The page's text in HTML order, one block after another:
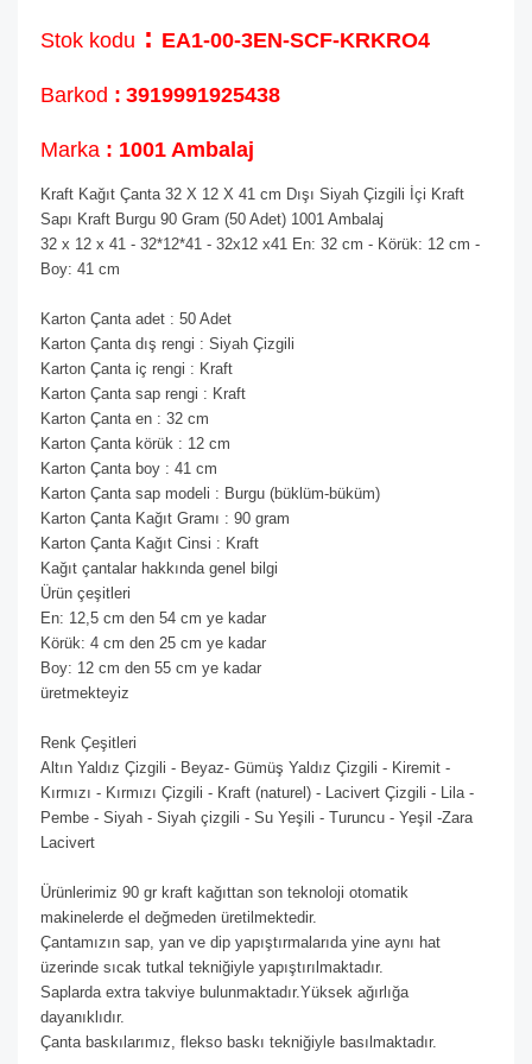
Stok kodu : EA1-00-3EN-SCF-KRKRO4
Barkod : 3919991925438
Marka : 1001 Ambalaj
Kraft Kağıt Çanta 32 X 12 X 41 cm Dışı Siyah Çizgili İçi Kraft
Sapı Kraft Burgu 90 Gram (50 Adet) 1001 Ambalaj
32 x 12 x 41 - 32*12*41 - 32x12 x41 En: 32 cm - Körük: 12 cm -
Boy: 41 cm
Karton Çanta adet : 50 Adet
Karton Çanta dış rengi : Siyah Çizgili
Karton Çanta iç rengi : Kraft
Karton Çanta sap rengi : Kraft
Karton Çanta en : 32 cm
Karton Çanta körük : 12 cm
Karton Çanta boy : 41 cm
Karton Çanta sap modeli : Burgu (büklüm-büküm)
Karton Çanta Kağıt Gramı : 90 gram
Karton Çanta Kağıt Cinsi : Kraft
Kağıt çantalar hakkında genel bilgi
Ürün çeşitleri
En: 12,5 cm den 54 cm ye kadar
Körük: 4 cm den 25 cm ye kadar
Boy: 12 cm den 55 cm ye kadar
üretmekteyiz
Renk Çeşitleri
Altın Yaldız Çizgili - Beyaz- Gümüş Yaldız Çizgili - Kiremit -
Kırmızı - Kırmızı Çizgili - Kraft (naturel) - Lacivert Çizgili - Lila -
Pembe - Siyah - Siyah çizgili - Su Yeşili - Turuncu - Yeşil -Zara
Lacivert
Ürünlerimiz 90 gr kraft kağıttan son teknoloji otomatik
makinelerde el değmeden üretilmektedir.
Çantamızın sap, yan ve dip yapıştırmalarıda yine aynı hat
üzerinde sıcak tutkal tekniğiyle yapıştırılmaktadır.
Saplarda extra takviye bulunmaktadır.Yüksek ağırlığa
dayanıklıdır.
Çanta baskılarımız, flekso baskı tekniğiyle basılmaktadır.